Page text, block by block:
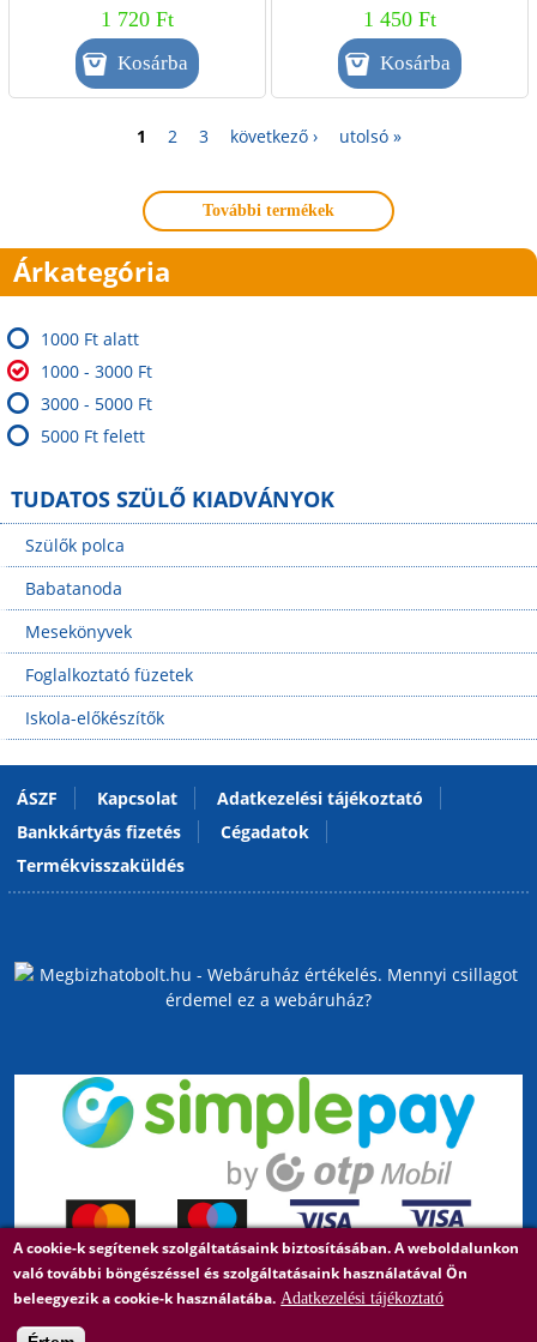
1 720 Ft 1 450 Ft
1 2 3 következő › utolsó »
További termékek
Árkategória
1000 Ft alatt
1000 - 3000 Ft
3000 - 5000 Ft
5000 Ft felett
TUDATOS SZÜLŐ KIADVÁNYOK
Szülők polca
Babatanoda
Mesekönyvek
Foglalkoztató füzetek
Iskola-előkészítők
ÁSZF Kapcsolat
Adatkezelési tájékoztató
Bankkártyás fizetés
Cégadatok
Termékvisszaküldés
A cookie-k segítenek szolgáltatásaink biztosításában. A weboldalunkon
való további böngészéssel és szolgáltatásaink használatával Ön
beleegyezik a cookie-k használatába. Adatkezelési tájékoztató